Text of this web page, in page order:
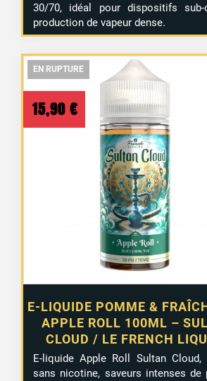
30/70, idéal pour dispositifs
production de vapeur dense.
EN RUPTURE
EN RUPTURE
E-LIQUIDE POMME &
APPLE ROLL 100ML –
CLOUD / LE FRENCH
15,90 €
E-liquide Apple Roll Sultan Cloud,
sans nicotine, saveurs intenses de
EN RUPTURE